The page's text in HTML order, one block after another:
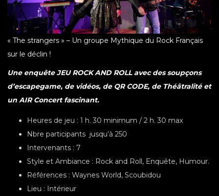
« The strangers » – Un groupe Mythique du Rock Français
sur le déclin !
Une enquête JEU ROCK AND ROLL avec des soupçons
d’escapegame, de vidéos, de QR CODE, de Théâtralité et
un AIR Concert fascinant.
Heures de jeu : 1 h. 30 minimum / 2 h. 30 max
Nbre participants jusqu’à 250
Intervenants : 7
Style et Ambiance : Rock and Roll, Enquête, Humour.
Références : Waynes World, Scoubidou
Lieu : Intérieur